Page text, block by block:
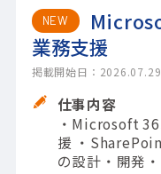
NEW
業務支援
掲載開始日：2026.07.29
仕事内容
・Microsoft
援 ・
の設計・開発